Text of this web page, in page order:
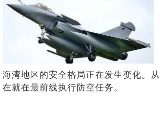
海湾地区的安全格局正在发生变化。
在就在最前线执行防空任务。